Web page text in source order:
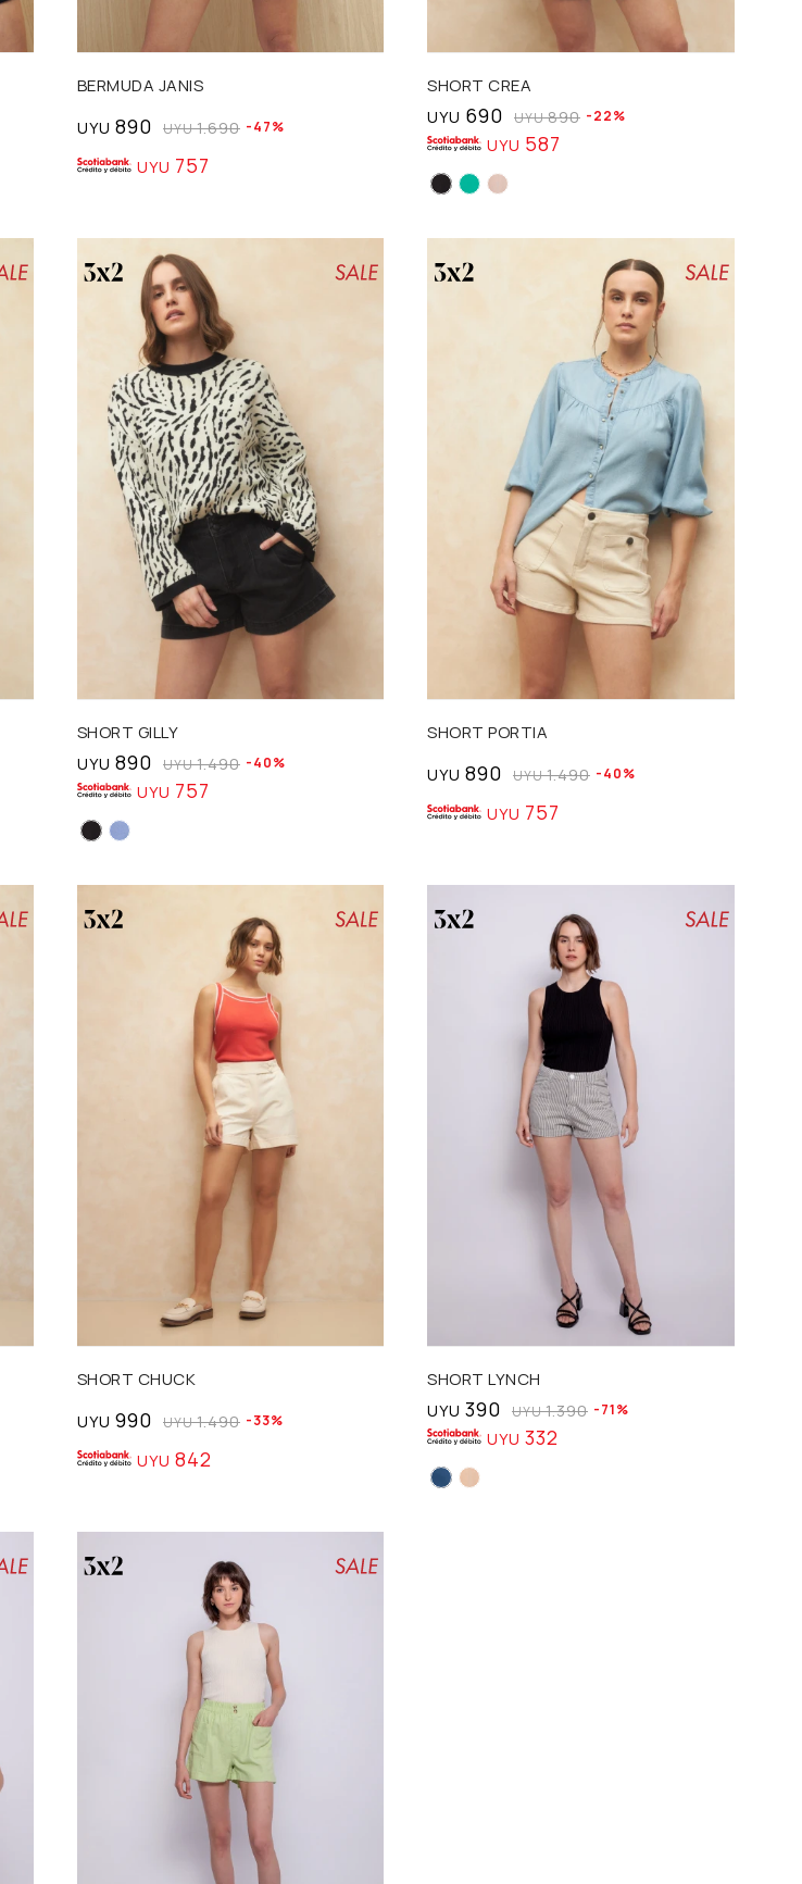
BERMUDA JANIS
UYU 890 UYU 1.690 47
UYU 757
SHORT CREA
UYU 690 UYU 890 22
UYU 587
SHORT GILLY
UYU 890 UYU 1.490 40
UYU 757
SHORT PORTIA
UYU 890 UYU 1.490 40
UYU 757
SHORT CHUCK
UYU 990 UYU 1.490 33
UYU 842
SHORT LYNCH
UYU 390 UYU 1.390 71
UYU 332